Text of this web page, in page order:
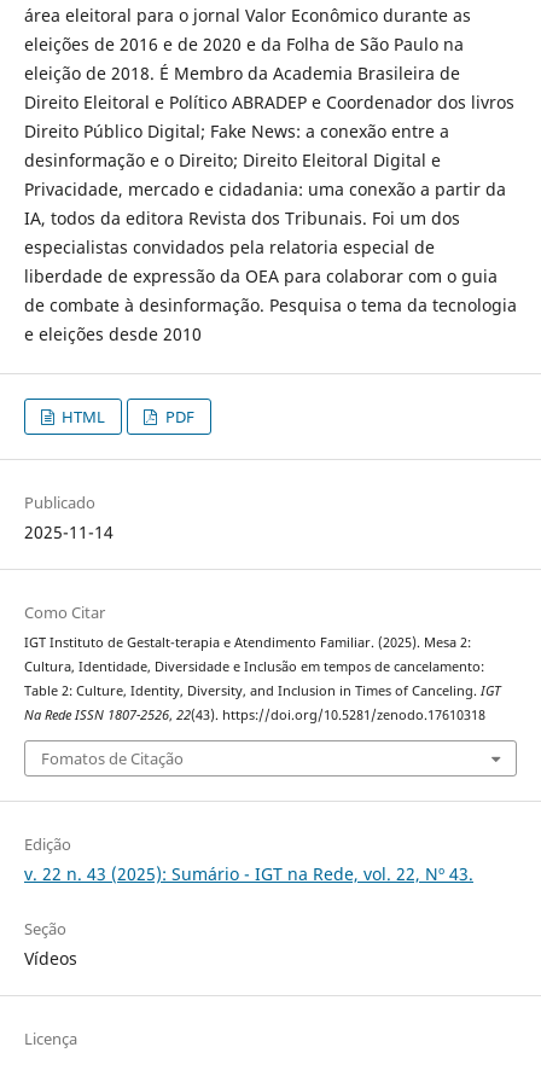
área eleitoral para o jornal Valor Econômico durante as
eleições de 2016 e de 2020 e da Folha de São Paulo na
eleição de 2018. É Membro da Academia Brasileira de
Direito Eleitoral e Político ABRADEP e Coordenador dos livros
Direito Público Digital; Fake News: a conexão entre a
desinformação e o Direito; Direito Eleitoral Digital e
Privacidade, mercado e cidadania: uma conexão a partir da
IA, todos da editora Revista dos Tribunais. Foi um dos
especialistas convidados pela relatoria especial de
liberdade de expressão da OEA para colaborar com o guia
de combate à desinformação. Pesquisa o tema da tecnologia
e eleições desde 2010
HTML PDF
Publicado
2025-11-14
Como Citar
IGT Instituto de Gestalt-terapia e Atendimento Familiar. (2025). Mesa 2:
Cultura, Identidade, Diversidade e Inclusão em tempos de cancelamento:
Table 2: Culture, Identity, Diversity, and Inclusion in Times of Canceling. IGT
Na Rede ISSN 1807-2526, 22(43). https://doi.org/10.5281/zenodo.17610318
Fomatos de Citação
Edição
v. 22 n. 43 (2025): Sumário - IGT na Rede, vol. 22, Nº 43.
Seção
Vídeos
Licença